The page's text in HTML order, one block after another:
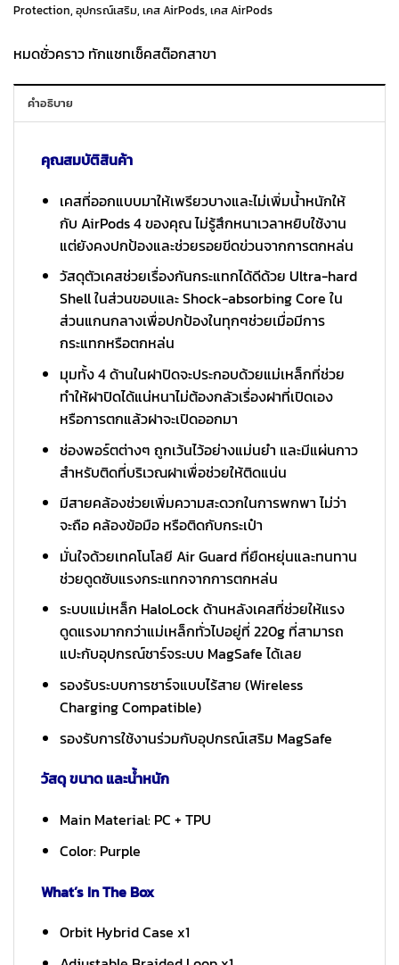
790 ฿.630 ฿.
Protection, อุปกรณ์เสริม, เคส AirPods, เคส AirPods
หมดชั่วคราว ทักแชทเช็คสต๊อกสาขา
คำอธิบาย
คุณสมบัติสินค้า
เคสที่ออกแบบมาให้เพรียวบางและไม่เพิ่มน้ำหนักให้
กับ AirPods 4 ของคุณ ไม่รู้สึกหนาเวลาหยิบใช้งาน
แต่ยังคงปกป้องและช่วยรอยขีดข่วนจากการตกหล่น
วัสดุตัวเคสช่วยเรื่องกันกระแทกได้ดีด้วย Ultra-hard
Shell ในส่วนขอบและ Shock-absorbing Core ใน
ส่วนแกนกลางเพื่อปกป้องในทุกๆช่วยเมื่อมีการ
กระแทกหรือตกหล่น
มุมทั้ง 4 ด้านในฝาปิดจะประกอบด้วยแม่เหล็กที่ช่วย
ทำให้ฝาปิดได้แน่หนาไม่ต้องกลัวเรื่องฝาที่เปิดเอง
หรือการตกแล้วฝาจะเปิดออกมา
ช่องพอร์ตต่างๆ ถูกเว้นไว้อย่างแม่นยำ และมีแผ่นกาว
สำหรับติดที่บริเวณฝาเพื่อช่วยให้ติดแน่น
มีสายคล้องช่วยเพิ่มความสะดวกในการพกพา ไม่ว่า
จะถือ คล้องข้อมือ หรือติดกับกระเป๋า
มั่นใจด้วยเทคโนโลยี Air Guard ที่ยืดหยุ่นและทนทาน
ช่วยดูดซับแรงกระแทกจากการตกหล่น
ระบบแม่เหล็ก HaloLock ด้านหลังเคสที่ช่วยให้แรง
ดูดแรงมากกว่าแม่เหล็กทั่วไปอยู่ที่ 220g ที่สามารถ
แปะกับอุปกรณ์ชาร์จระบบ MagSafe ได้เลย
รองรับระบบการชาร์จแบบไร้สาย (Wireless
Charging Compatible)
รองรับการใช้งานร่วมกับอุปกรณ์เสริม MagSafe
วัสดุ ขนาด และน้ำหนัก
Main Material: PC + TPU
Color: Purple
What’s In The Box
Orbit Hybrid Case x1